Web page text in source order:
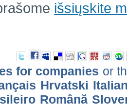
išsiųskite
for companies or
Hrvatski
Română